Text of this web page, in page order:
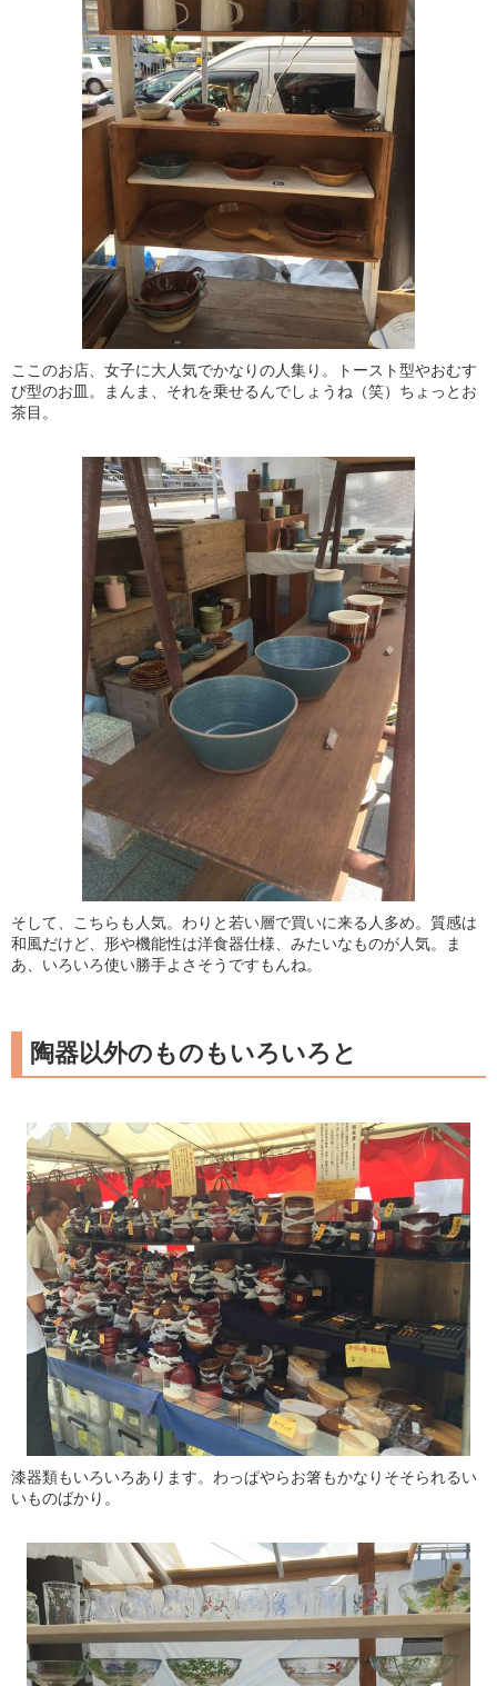
ここのお店、女子に大人気でかなりの人集り。トースト型やおむす
び型のお皿。まんま、それを乗せるんでしょうね（笑）ちょっとお
茶目。
そして、こちらも人気。わりと若い層で買いに来る人多め。質感は
和風だけど、形や機能性は洋食器仕様、みたいなものが人気。ま
あ、いろいろ使い勝手よさそうですもんね。
陶器以外のものもいろいろと
漆器類もいろいろあります。わっぱやらお箸もかなりそそられるい
いものばかり。